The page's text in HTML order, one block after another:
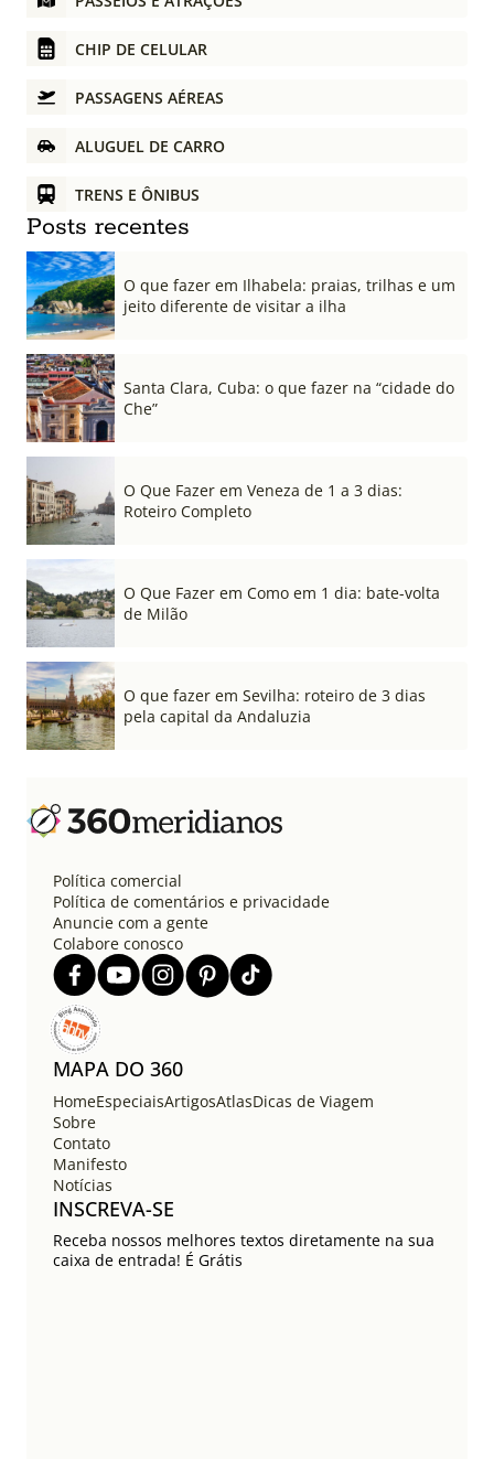
CHIP DE CELULAR
PASSAGENS AÉREAS
ALUGUEL DE CARRO
TRENS E ÔNIBUS
Posts recentes
O que fazer em Ilhabela: praias, trilhas e um
jeito diferente de visitar a ilha
Santa Clara, Cuba: o que fazer na “cidade do
Che”
O Que Fazer em Veneza de 1 a 3 dias:
Roteiro Completo
O Que Fazer em Como em 1 dia: bate-volta
de Milão
O que fazer em Sevilha: roteiro de 3 dias
pela capital da Andaluzia
Política comercial
Política de comentários e privacidade
Anuncie com a gente
Colabore conosco
MAPA DO 360
HomeEspeciaisArtigosAtlasDicas de Viagem
Sobre
Contato
Manifesto
Notícias
INSCREVA-SE
Receba nossos melhores textos diretamente na sua
caixa de entrada! É Grátis